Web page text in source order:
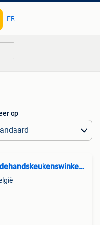
FR
op
Tweedehandskeukenswinkel BV